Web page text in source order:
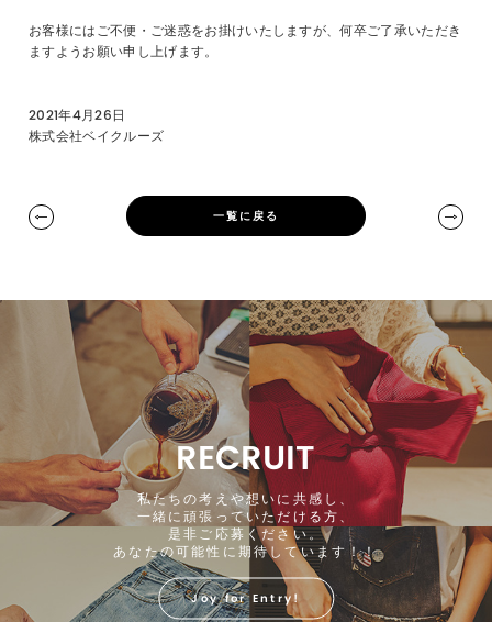
お客様にはご不便・ご迷惑をお掛けいたしますが、何卒ご了承いただき
ますようお願い申し上げます。
2021年4月26日
株式会社ベイクルーズ
一覧に戻る
RECRUIT
私たちの考えや想いに共感し、
一緒に頑張っていただける方、
是非ご応募ください。
あなたの可能性に期待しています！！
Joy for Entry!